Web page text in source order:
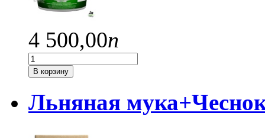
4 500,00п
В корзину
Льняная